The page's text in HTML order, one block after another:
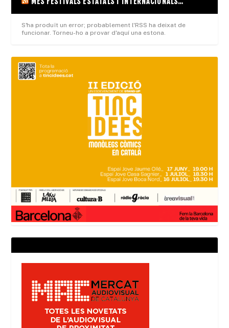
S'ha produït un error; probablement l'RSS ha deixat de
funcionar. Torneu-ho a provar d'aquí una estona.